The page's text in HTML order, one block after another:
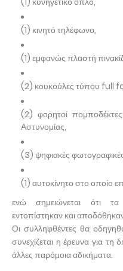
(1) κινητό τηλέφωνο,
(1) εμφανώς πλαστή
(2) κουκούλες τύπου full
(2) φορητοί
Αστυνομίας,
(3) ψηφιακές
(1) αυτοκίνητο στο οποίο
ενώ σημειώνεται ότι
εντοπίστηκαν και
Οι συλληφθέντες θα
συνεχίζεται η έρευνα για
άλλες παρόμοια αδικήματα.